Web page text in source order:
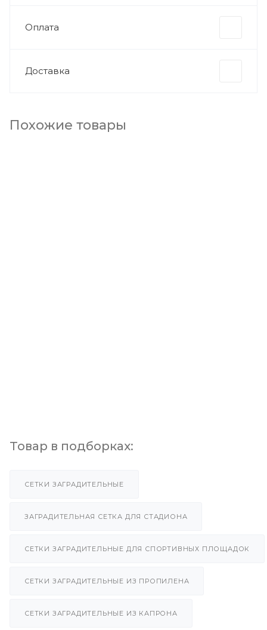
Оплата
Доставка
Похожие товары
Товар в подборках:
СЕТКИ ЗАГРАДИТЕЛЬНЫЕ
ЗАГРАДИТЕЛЬНАЯ СЕТКА ДЛЯ СТАДИОНА
СЕТКИ ЗАГРАДИТЕЛЬНЫЕ ДЛЯ СПОРТИВНЫХ ПЛОЩАДОК
СЕТКИ ЗАГРАДИТЕЛЬНЫЕ ИЗ ПРОПИЛЕНА
СЕТКИ ЗАГРАДИТЕЛЬНЫЕ ИЗ КАПРОНА